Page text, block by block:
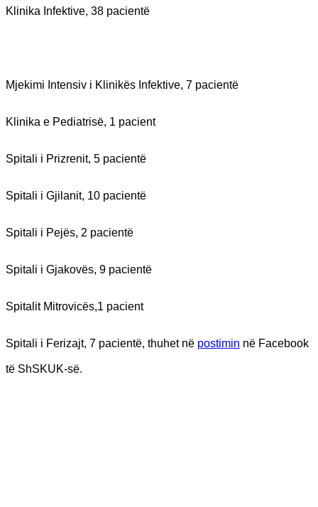
Klinika Infektive, 38 pacientë
Mjekimi Intensiv i Klinikës Infektive, 7 pacientë
Klinika e Pediatrisë, 1 pacient
Spitali i Prizrenit, 5 pacientë
Spitali i Gjilanit, 10 pacientë
Spitali i Pejës, 2 pacientë
Spitali i Gjakovës, 9 pacientë
Spitalit Mitrovicës,1 pacient
Spitali i Ferizajt, 7 pacientë, thuhet në postimin në Facebook
të ShSKUK-së.